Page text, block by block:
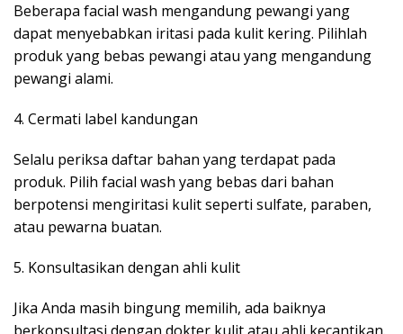
Beberapa facial wash mengandung pewangi yang
dapat menyebabkan iritasi pada kulit kering. Pilihlah
produk yang bebas pewangi atau yang mengandung
pewangi alami.
4. Cermati label kandungan
Selalu periksa daftar bahan yang terdapat pada
produk. Pilih facial wash yang bebas dari bahan
berpotensi mengiritasi kulit seperti sulfate, paraben,
atau pewarna buatan.
5. Konsultasikan dengan ahli kulit
Jika Anda masih bingung memilih, ada baiknya